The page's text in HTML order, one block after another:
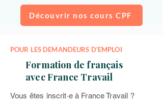
Découvrir nos cours CPF
POUR LES DEMANDEURS D'EMPLOI
Formation de français
avec France Travail
Vous êtes inscrit·e à France Travail ?